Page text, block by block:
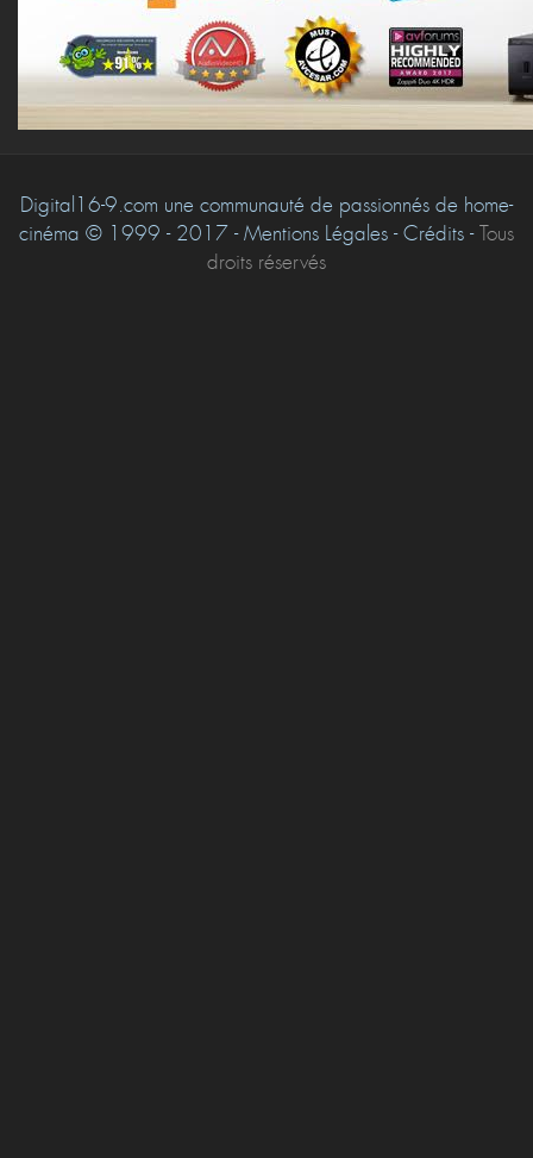
Digital16-9.com une communauté de passionnés de home-
cinéma © 1999 - 2017 - Mentions Légales - Crédits - Tous
droits réservés